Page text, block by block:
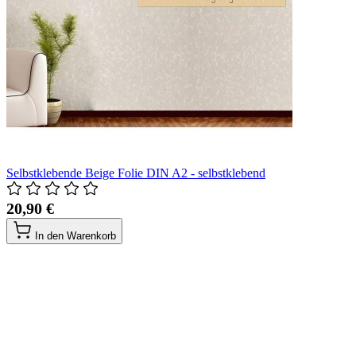
Selbstklebende Beige Folie DIN A2 - selbstklebend
20,90 €
In den Warenkorb